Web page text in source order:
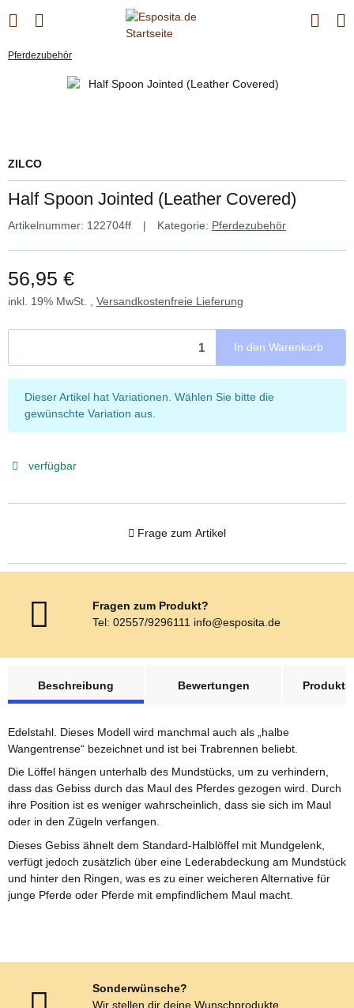
Pferdezubehör
ZILCO
Half Spoon Jointed (Leather Covered)
Artikelnummer: 122704ff Kategorie: Pferdezubehör
56,95 €
inkl. 19% MwSt. , Versandkostenfreie Lieferung
In den Warenkorb
x
Dieser Artikel hat Variationen. Wählen Sie bitte die
gewünschte Variation aus.
verfügbar
Frage zum Artikel
Fragen zum Produkt?
Tel: 02557/9296111 info@esposita.de
Beschreibung
Bewertungen
Edelstahl. Dieses Modell wird manchmal auch als „halbe
Wangentrense“ bezeichnet und ist bei Trabrennen beliebt.
Die Löffel hängen unterhalb des Mundstücks, um zu verhindern,
dass das Gebiss durch das Maul des Pferdes gezogen wird. Durch
ihre Position ist es weniger wahrscheinlich, dass sie sich im Maul
oder in den Zügeln verfangen.
Dieses Gebiss ähnelt dem Standard-Halblöffel mit Mundgelenk,
verfügt jedoch zusätzlich über eine Lederabdeckung am Mundstück
und hinter den Ringen, was es zu einer weicheren Alternative für
junge Pferde oder Pferde mit empfindlichem Maul macht.
Sonderwünsche?
Wir stellen dir deine Wunschprodukte